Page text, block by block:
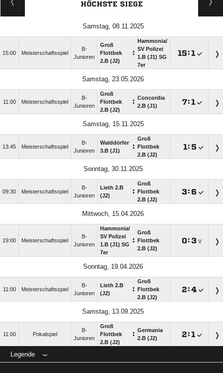
HÖCHSTE SIEGE
Samstag, 08.11.2025
15:00 Meisterschaftsspiel
B-
Junioren
Groß
Flottbek
2.B (J2)
:
Hammonia/​
SV Polizei
1.B (J1) SG
7er
:
Samstag, 23.05.2026
11:00 Meisterschaftsspiel
B-
Junioren
Groß
Flottbek
2.B (J2)
: Concordia
2.B (J1)
:
Samstag, 15.11.2025
13:45 Meisterschaftsspiel
B-
Junioren
Walddörfer
3.B (J1)
:
Groß
Flottbek
2.B (J2)
: 
Sonntag, 30.11.2025
09:30 Meisterschaftsspiel
B-
Junioren
Lieth 2.B
(J2)
:
Groß
Flottbek
2.B (J2)
: 
Mittwoch, 15.04.2026
19:00 Meisterschaftsspiel
B-
Junioren
Hammonia/​
SV Polizei
1.B (J1) SG
7er
:
Groß
Flottbek
2.B (J2)
: V
Sonntag, 19.04.2026
11:00 Meisterschaftsspiel
B-
Junioren
Lieth 2.B
(J2)
:
Groß
Flottbek
2.B (J2)
:
Samstag, 13.09.2025
11:00 Pokalspiel
B-
Junioren
Groß
Flottbek
2.B (J2)
: Germania
2.B (J2)
:
Legende